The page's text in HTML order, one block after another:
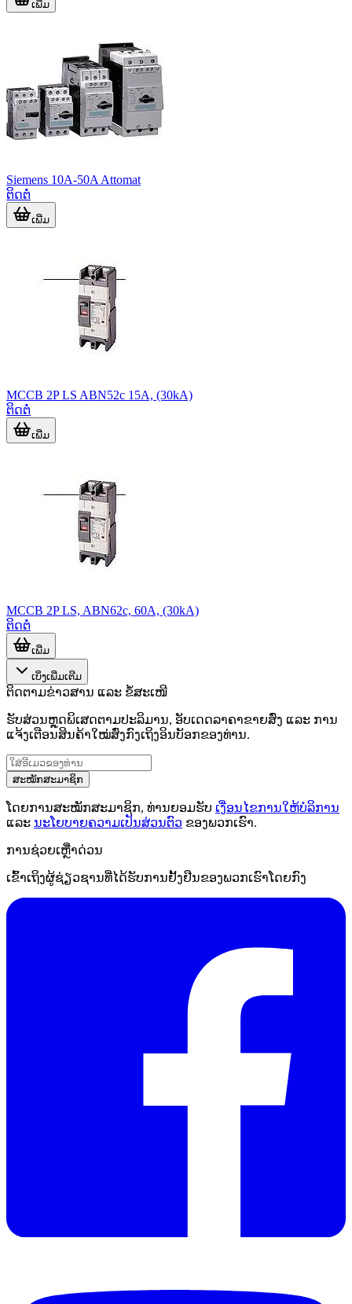
ເພີ່ມ
Siemens 10A-50A Attomat
ຕິດຕໍ່
ເພີ່ມ
MCCB 2P LS ABN52c 15A, (30kA)
ຕິດຕໍ່
ເພີ່ມ
MCCB 2P LS, ABN62c, 60A, (30kA)
ຕິດຕໍ່
ເພີ່ມ
ເບິ່ງເພີ່ມເຕີມ
ຕິດຕາມຂ່າວສານ ແລະ ຂໍ້ສະເໜີ
ຮັບສ່ວນຫຼຸດພິເສດຕາມປະລິມານ, ອັບເດດລາຄາຂາຍສົ່ງ ແລະ ການ
ແຈ້ງເຕືອນສິນຄ້າໃໝ່ສົ່ງກົງເຖິງອິນບັອກຂອງທ່ານ.
ສະໝັກສະມາຊິກ
ໂດຍການສະໝັກສະມາຊິກ, ທ່ານຍອມຮັບ ເງື່ອນໄຂການໃຫ້ບໍລິການ
ແລະ ນະໂຍບາຍຄວາມເປັນສ່ວນຕົວ ຂອງພວກເຮົາ.
ການຊ່ວຍເຫຼືໍາດ່ວນ
ເຂົ້າເຖິງຜູ້ຊ່ຽວຊານທີ່ໄດ້ຮັບການຢັ້ງຢືນຂອງພວກເຮົາໂດຍກົງ